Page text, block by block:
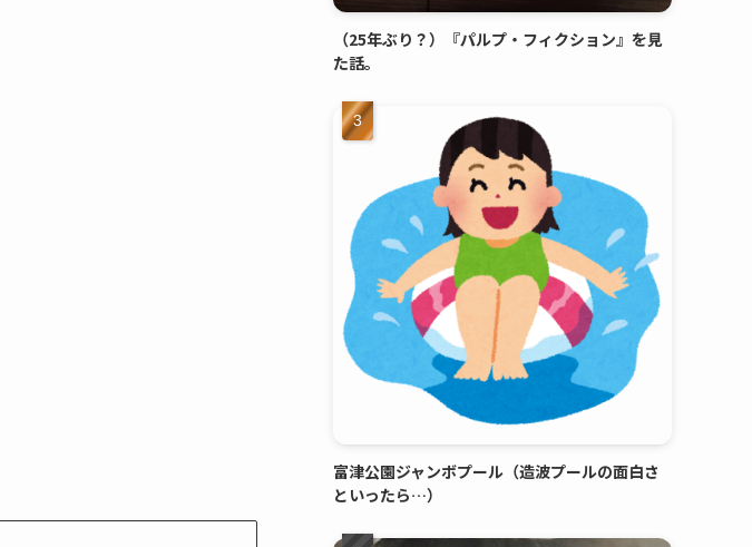
（25年ぶり？）『パルプ・フィクション』を見
た話。
富津公園ジャンボプール（造波プールの面白さ
といったら…）